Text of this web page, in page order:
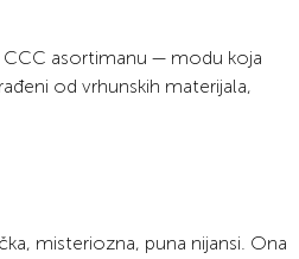
asortimanu — modu koja
od vrhunskih materijala,
misteriozna, puna nijansi. Ona